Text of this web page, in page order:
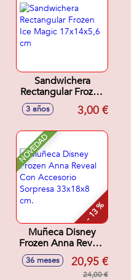
Sandwichera
Rectangular Frozen
Ice Magic
17x14x5,6 cm
3 años 3,00 €
NOVEDAD
- 13 %
Muñeca Disney
Frozen Anna Reveal
Con Accesorio
Sorpresa 33x18x8
36 meses 20,95 €
24,00 €